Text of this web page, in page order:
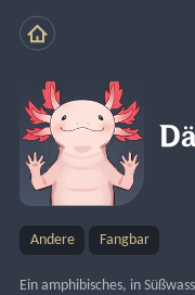
Andere Fangbar
Ein amphibisches, in